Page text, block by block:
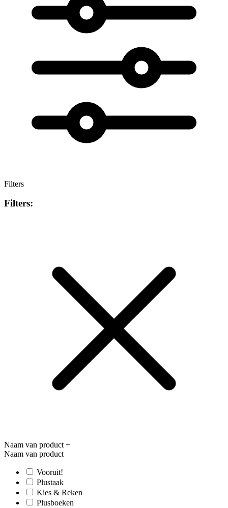
Filters
Filters:
Naam van product +
Naam van product
Vooruit!
Plustaak
Kies & Reken
Plusboeken